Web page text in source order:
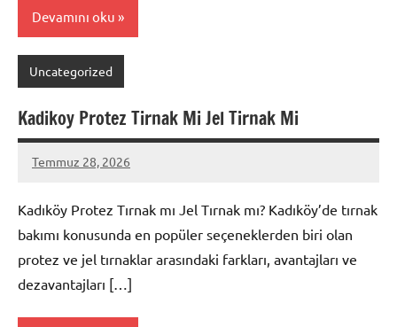
Devamını oku
Uncategorized
Kadikoy Protez Tirnak Mi Jel Tirnak Mi
Temmuz 28, 2026
admin
Yorum
Kadıköy Protez Tırnak mı Jel Tırnak mı? Kadıköy’de tırnak
bakımı konusunda en popüler seçeneklerden biri olan
protez ve jel tırnaklar arasındaki farkları, avantajları ve
dezavantajları […]